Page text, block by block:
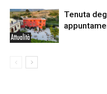
Attualità
Tenuta